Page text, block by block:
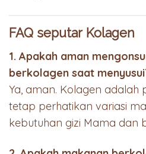
FAQ seputar Kolagen
1. Apakah aman
berkolagen saat
Ya, aman. Kolagen adalah
tetap perhatikan variasi
kebutuhan gizi Mama dan